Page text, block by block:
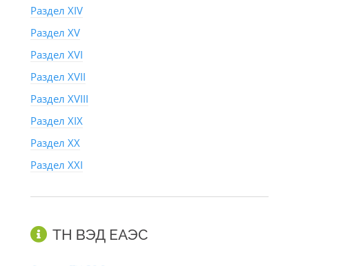
Раздел XIV
Раздел XV
Раздел XVI
Раздел XVII
Раздел XVIII
Раздел XIX
Раздел XX
Раздел XXI
ТН ВЭД ЕАЭС